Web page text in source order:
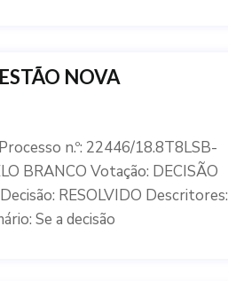
NOVA
n.º: 22446/18.8T8LSB-
BRANCO Votação: DECISÃO
RESOLVIDO Descritores:
Se a decisão